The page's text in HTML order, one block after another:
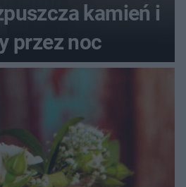
kamień i
przez noc